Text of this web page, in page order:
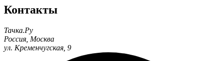
Контакты
Тачка.Ру
Россия Москва
ул. Кременчугская, 9